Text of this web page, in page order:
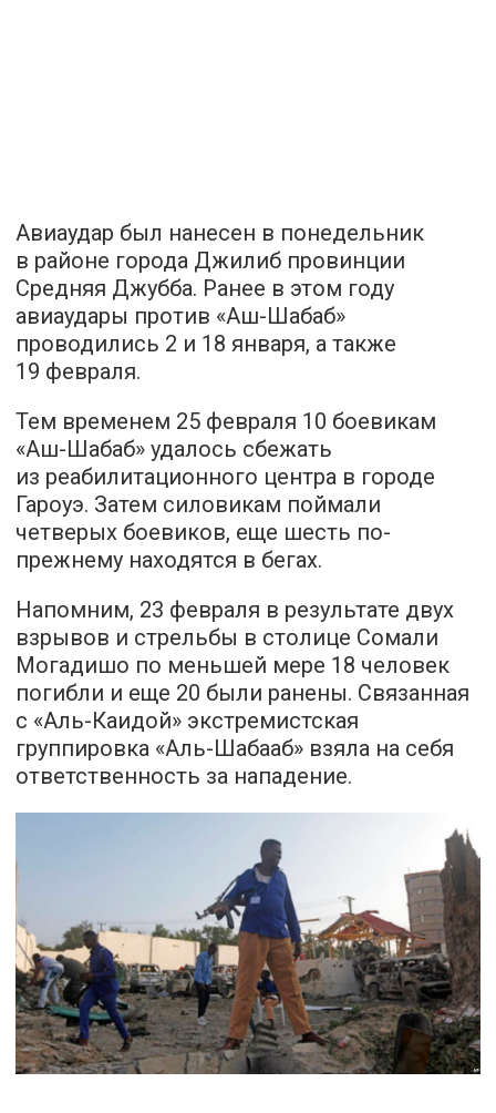
Авиаудар был нанесен в понедельник
в районе города Джилиб провинции
Средняя Джубба. Ранее в этом году
авиаудары против «Аш-Шабаб»
проводились 2 и 18 января, а также
19 февраля.
Тем временем 25 февраля 10 боевикам
«Аш-Шабаб» удалось сбежать
из реабилитационного центра в городе
Гароуэ. Затем силовикам поймали
четверых боевиков, еще шесть по-
прежнему находятся в бегах.
Напомним, 23 февраля в результате двух
взрывов и стрельбы в столице Сомали
Могадишо по меньшей мере 18 человек
погибли и еще 20 были ранены. Связанная
с «Аль-Каидой» экстремистская
группировка «Аль-Шабааб» взяла на себя
ответственность за нападение.